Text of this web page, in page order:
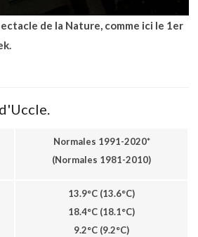
de la Nature, comme ici le 1er
Normales 1991-2020*
(Normales 1981-2010)
13.9°C (13.6°C)
18.4°C (18.1°C)
9.2°C (9.2°C)